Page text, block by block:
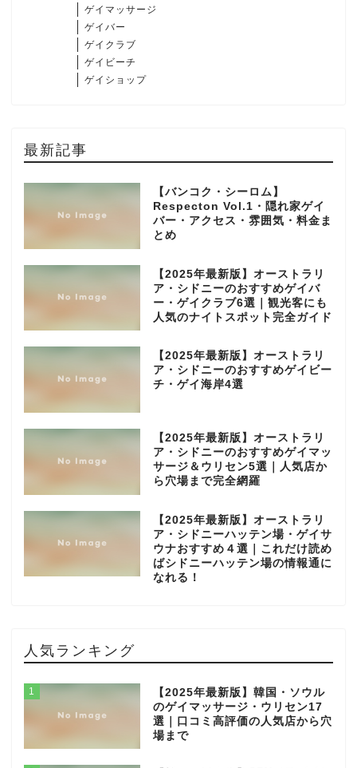
ゲイマッサージ
ゲイバー
ゲイクラブ
ゲイビーチ
ゲイショップ
最新記事
【バンコク・シーロム】
Respecton Vol.1・隠れ家ゲイ
バー・アクセス・雰囲気・料金ま
とめ
【2025年最新版】オーストラリ
ア・シドニーのおすすめゲイバ
ー・ゲイクラブ6選｜観光客にも
人気のナイトスポット完全ガイド
【2025年最新版】オーストラリ
ア・シドニーのおすすめゲイビー
チ・ゲイ海岸4選
【2025年最新版】オーストラリ
ア・シドニーのおすすめゲイマッ
サージ＆ウリセン5選｜人気店か
ら穴場まで完全網羅
【2025年最新版】オーストラリ
ア・シドニーハッテン場・ゲイサ
ウナおすすめ４選｜これだけ読め
ばシドニーハッテン場の情報通に
なれる！
人気ランキング
1
【2025年最新版】韓国・ソウル
のゲイマッサージ・ウリセン17
選｜口コミ高評価の人気店から穴
場まで